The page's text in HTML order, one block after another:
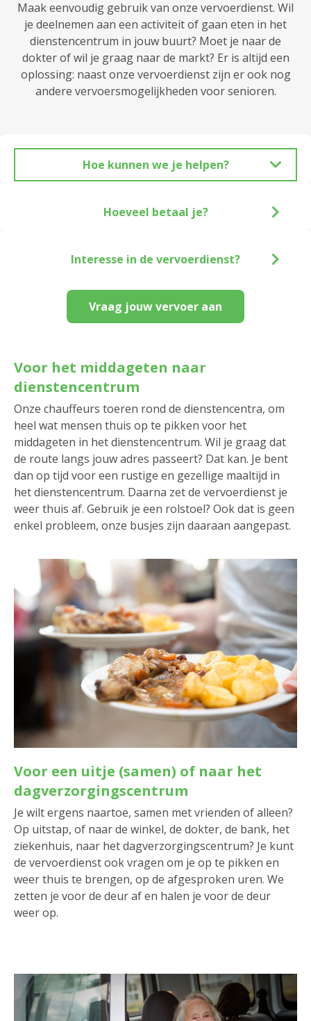
Maak eenvoudig gebruik van onze vervoerdienst. Wil
je deelnemen aan een activiteit of gaan eten in het
dienstencentrum in jouw buurt? Moet je naar de
dokter of wil je graag naar de markt? Er is altijd een
oplossing: naast onze vervoerdienst zijn er ook nog
andere vervoersmogelijkheden voor senioren.
Hoe kunnen we je helpen?
Vraag jouw vervoer aan
Voor het middageten naar
dienstencentrum
Onze chauffeurs toeren rond de dienstencentra, om
heel wat mensen thuis op te pikken voor het
middageten in het dienstencentrum. Wil je graag dat
de route langs jouw adres passeert? Dat kan. Je bent
dan op tijd voor een rustige en gezellige maaltijd in
het dienstencentrum. Daarna zet de vervoerdienst je
weer thuis af. Gebruik je een rolstoel? Ook dat is geen
enkel probleem, onze busjes zijn daaraan aangepast.
Voor een uitje (samen) of naar het
dagverzorgingscentrum
Je wilt ergens naartoe, samen met vrienden of alleen?
Op uitstap, of naar de winkel, de dokter, de bank, het
ziekenhuis, naar het dagverzorgingscentrum? Je kunt
de vervoerdienst ook vragen om je op te pikken en
weer thuis te brengen, op de afgesproken uren. We
zetten je voor de deur af en halen je voor de deur
weer op.
Hoeveel betaal je?
Interesse in de vervoerdienst?